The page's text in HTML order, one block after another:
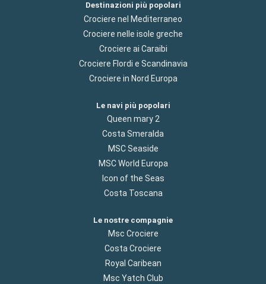
Destinazioni più popolari
Crociere nel Mediterraneo
Crociere nelle isole greche
Crociere ai Caraibi
Crociere Flordi e Scandinavia
Crociere in Nord Europa
Le navi più popolari
Queen mary 2
Costa Smeralda
MSC Seaside
MSC World Europa
Icon of the Seas
Costa Toscana
Le nostre compagnie
Msc Crociere
Costa Crociere
Royal Caribean
Msc Yatch Club